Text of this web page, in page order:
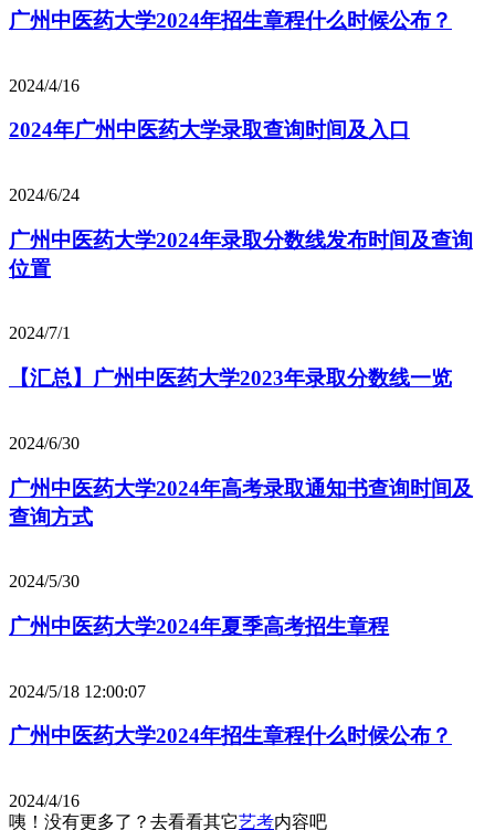
广州中医药大学2024年招生章程什么时候公布？
2024/4/16
2024年广州中医药大学录取查询时间及入口
2024/6/24
广州中医药大学2024年录取分数线发布时间及查询
位置
2024/7/1
【汇总】广州中医药大学2023年录取分数线一览
2024/6/30
广州中医药大学2024年高考录取通知书查询时间及
查询方式
2024/5/30
广州中医药大学2024年夏季高考招生章程
2024/5/18 12:00:07
广州中医药大学2024年招生章程什么时候公布？
2024/4/16
咦！没有更多了？去看看其它艺考内容吧